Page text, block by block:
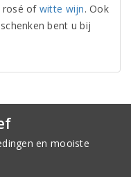
rosé of witte wijn. Ook
bent u bij
en mooiste